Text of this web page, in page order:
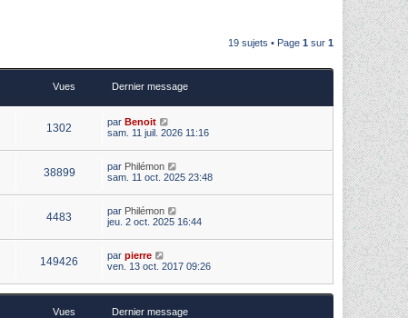
19 sujets • Page 1 sur 1
Vues Dernier message
1302 par Benoit
sam. 11 juil. 2026 11:16
38899 par Philémon
sam. 11 oct. 2025 23:48
4483 par Philémon
jeu. 2 oct. 2025 16:44
149426 par pierre
ven. 13 oct. 2017 09:26
Vues Dernier message